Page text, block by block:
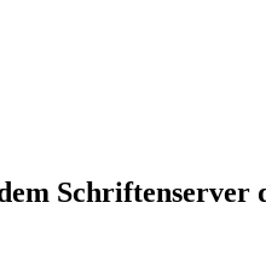
Schriftenserver